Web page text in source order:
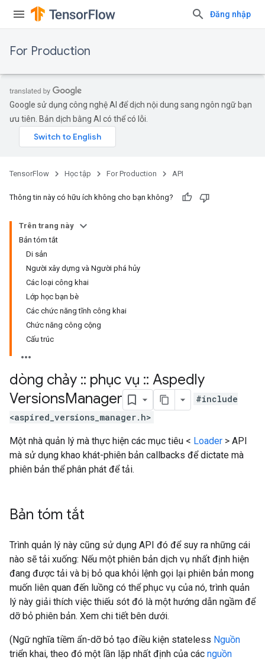
Đăng nhập
For Production
Google sử dụng công nghệ AI để dịch nội dung sang ngôn ngữ bạn
ưu tiên. Bản dịch bằng AI có thể có lỗi.
TensorFlow Học tập For Production API
Thông tin này có hữu ích không cho bạn không?
Trên trang này
Bản tóm tắt
Di sản
Người xây dựng và Người phá hủy
Các loại công khai
Lớp học bạn bè
Các chức năng tĩnh công khai
Chức năng công cộng
Cấu trúc
dòng chảy :: phục vụ :: Aspedly
VersionsManager
#include
<aspired_versions_manager.h>
Một nhà quản lý mà thực hiện các mục tiêu < Loader > API
mà sử dụng khao khát-phiên bản callbacks để dictate mà
phiên bản thể phân phát để tải.
Bản tóm tắt
Trình quản lý này cũng sử dụng API đó để suy ra những cái
nào sẽ tải xuống: Nếu một phiên bản dịch vụ nhất định hiện
đang được tải và bị bỏ qua khỏi lệnh gọi lại phiên bản mong
muốn liên quan đến luồng có thể phục vụ của nó, trình quản
lý này giải thích việc thiếu sót đó là một hướng dẫn ngầm để
dỡ bỏ phiên bản. Xem chi tiết bên dưới.
(Ngữ nghĩa tiềm ẩn-dỡ bỏ tạo điều kiện stateless Nguồn
triển khai, theo đó một lần lặp nhất định của các nguồn